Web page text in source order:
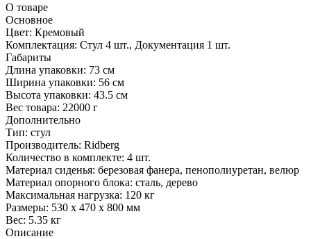
О товаре
Основное
Цвет: Кремовый
Комплектация: Стул 4 шт., Документация 1 шт.
Габариты
Длина упаковки: 73 см
Ширина упаковки: 56 см
Высота упаковки: 43.5 см
Вес товара: 22000 г
Дополнительно
Тип: стул
Производитель: Ridberg
Количество в комплекте: 4 шт.
Материал сиденья: березовая фанера, пенополиуретан, велюр
Материал опорного блока: сталь, дерево
Максимальная нагрузка: 120 кг
Размеры: 530 x 470 x 800 мм
Вес: 5.35 кг
Описание